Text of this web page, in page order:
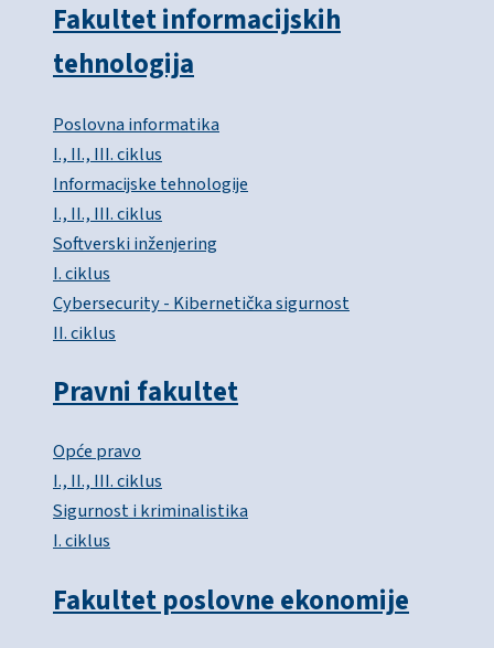
Fakultet informacijskih
tehnologija
Poslovna informatika
I., II., III. ciklus
Informacijske tehnologije
I., II., III. ciklus
Softverski inženjering
I. ciklus
Cybersecurity - Kibernetička sigurnost
II. ciklus
Pravni fakultet
Opće pravo
I., II., III. ciklus
Sigurnost i kriminalistika
I. ciklus
Fakultet poslovne ekonomije